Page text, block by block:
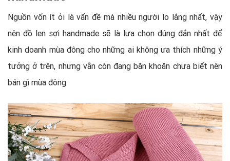
Nguồn vốn ít ỏi là vấn đề mà nhiều người lo lắng nhất, vậy
nên đồ len sợi handmade sẽ là lựa chọn đúng đắn nhất để
kinh doanh mùa đông cho những ai không ưa thích những ý
tưởng ở trên, nhưng vẫn còn đang băn khoăn chưa biết nên
bán gì mùa đông.